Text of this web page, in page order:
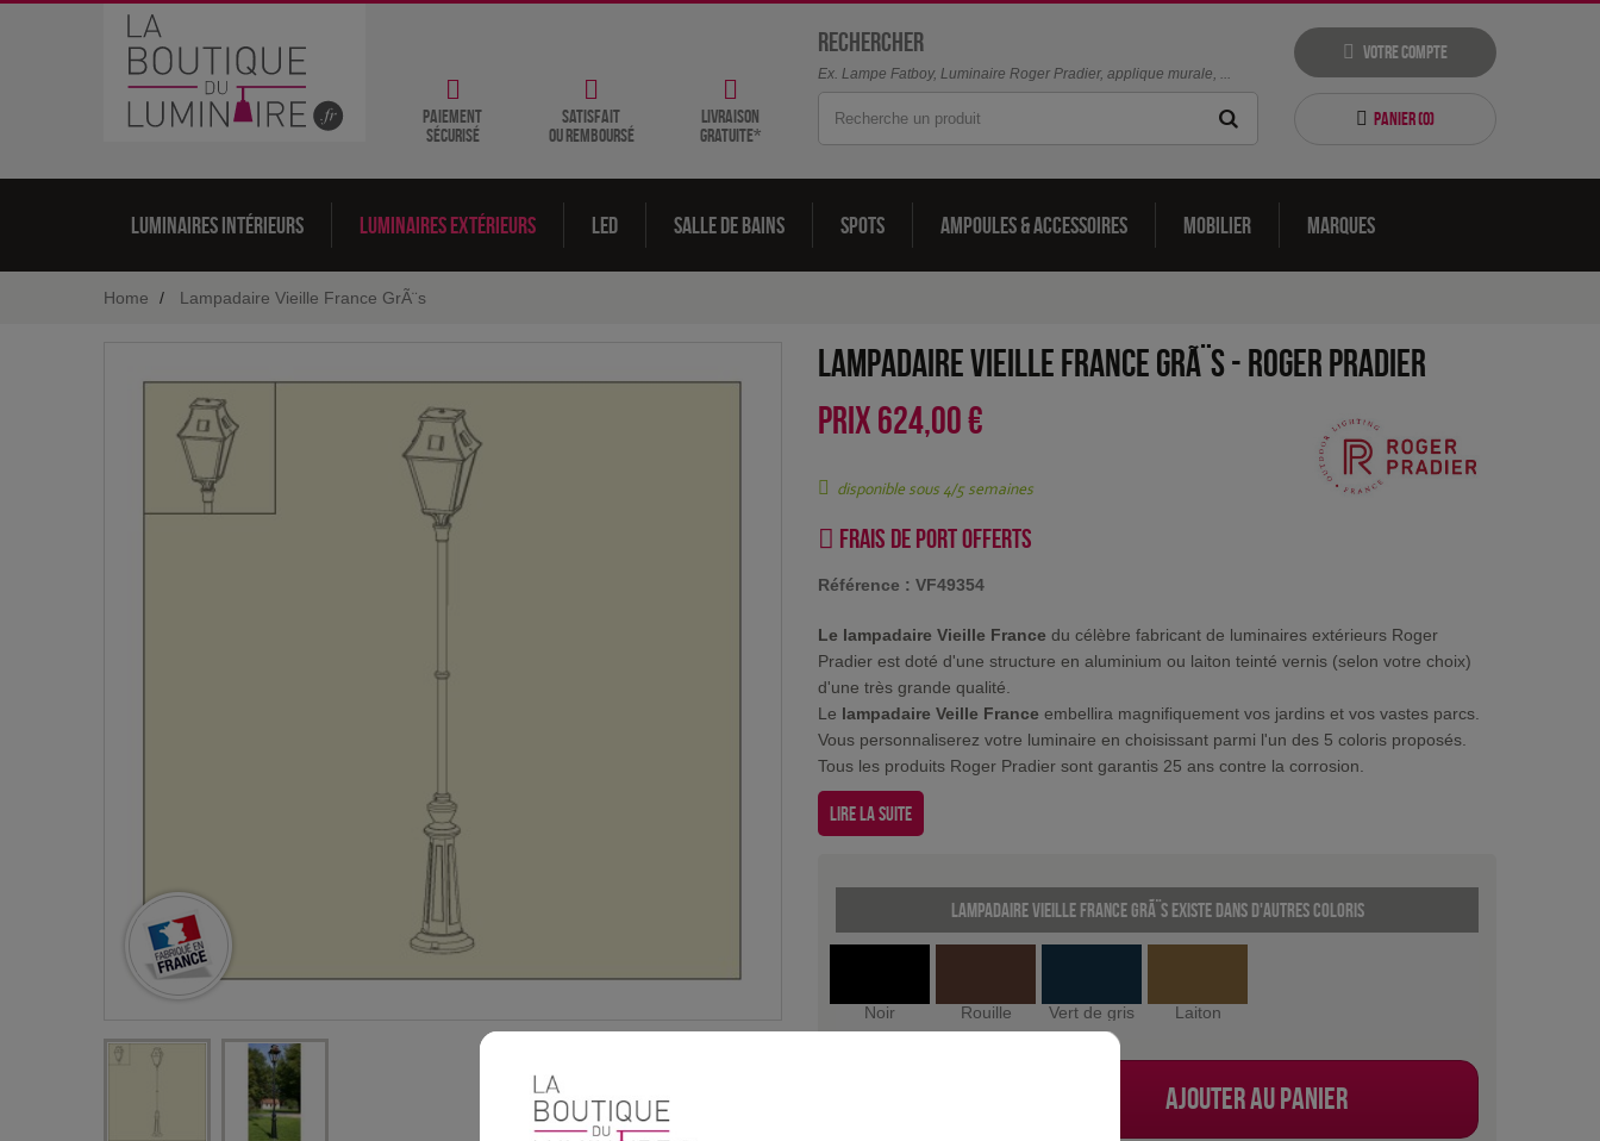
Paiement
sécurisé
satisfait
ou remboursé
livraison
gratuite*
Rechercher
Ex. Lampe Fatboy, Luminaire Roger Pradier, applique murale, ...
Votre compte
Panier (0)
Luminaires intérieurs Luminaires extérieurs LED Salle de bains Spots Ampoules & accessoires Mobilier Marques
Home Lampadaire Vieille France GrÃ¨s
Lampadaire Vieille France GrÃ¨s- Roger Pradier
PRIX 624,00 €
disponible sous 4/5 semaines
Frais de port offerts
Référence : VF49354
Le lampadaire Vieille France du célèbre fabricant de luminaires extérieurs Roger
Pradier est doté d'une structure en aluminium ou laiton teinté vernis (selon votre choix)
d'une très grande qualité.
Le lampadaire Veille France embellira magnifiquement vos jardins et vos vastes parcs.
Vous personnaliserez votre luminaire en choisissant parmi l'un des 5 coloris proposés.
Tous les produits Roger Pradier sont garantis 25 ans contre la corrosion.
Lire la suite
Lampadaire Vieille France GrÃ¨s existe dans d'autres coloris
Noir Rouille Vert de gris Laiton
Ajouter au panier